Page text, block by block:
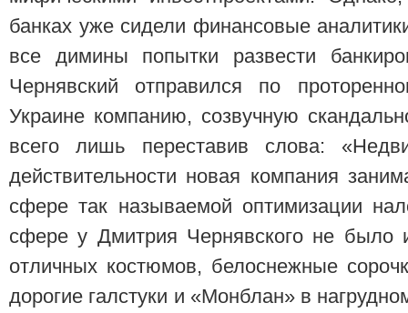
банках уже сидели финансовые
все димины попытки развести
Чернявский отправился по
Украине компанию, созвучную
всего лишь переставив слова:
действительности новая компания
сфере так называемой оптимизации
сфере у Дмитрия Чернявского не было
отличных костюмов, белоснежные
дорогие галстуки и «Монблан» в